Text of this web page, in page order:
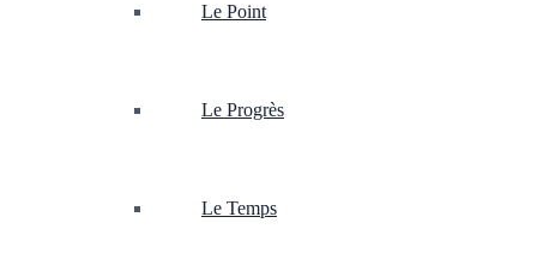
Le Point
Le Progrès
Le Temps